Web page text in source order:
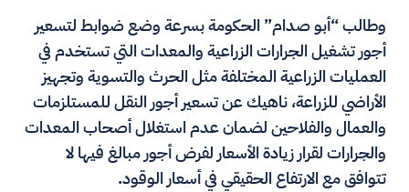
وطالب “أبو صدام” الحكومة بسرعة وضع ضوابط لتسعير
أجور تشغيل الجرارات الزراعية والمعدات التي تستخدم في
العمليات الزراعية المختلفة مثل الحرث والتسوية وتجهيز
الأراضي للزراعة، ناهيك عن تسعير أجور النقل للمستلزمات
والعمال والفلاحين لضمان عدم استغلال أصحاب المعدات
والجرارات لقرار زيادة الأسعار لفرض أجور مبالغ فيها لا
تتوافق مع الارتفاع الحقيقي في أسعار الوقود.